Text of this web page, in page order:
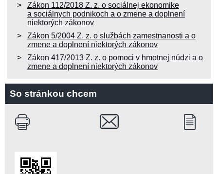
Zákon 112/2018 Z. z. o sociálnej ekonomike
a sociálnych podnikoch a o zmene a doplnení
niektorých zákonov
Zákon 5/2004 Z. z. o službách zamestnanosti a o
zmene a doplnení niektorých zákonov
Zákon 417/2013 Z. z. o pomoci v hmotnej núdzi a o
zmene a doplnení niektorých zákonov
So stránkou chcem